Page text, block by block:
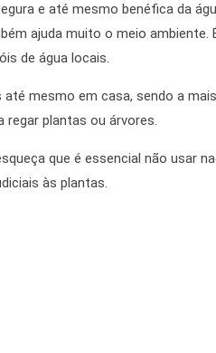
e até mesmo benéfica da
ajuda muito o meio ambiente.
de água locais.
mesmo em casa, sendo a
regar plantas ou árvores.
que é essencial não usar
às plantas.